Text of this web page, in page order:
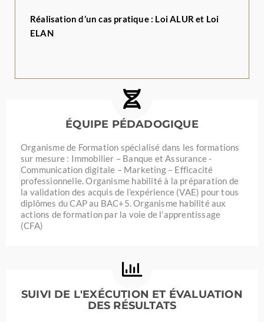
Réalisation d’un cas pratique : Loi ALUR et Loi
ELAN
ÉQUIPE PÉDADOGIQUE
Organisme de Formation spécialisé dans les formations
sur mesure : Immobilier – Banque et Assurance -
Communication digitale – Marketing – Efficacité
professionnelle. Organisme habilité à la préparation de
la validation des acquis de l’expérience (VAE) pour tous
diplômes du CAP au BAC+5. Organisme habilité aux
actions de formation par la voie de l’apprentissage
(CFA)
SUIVI DE L'EXÉCUTION ET ÉVALUATION
DES RÉSULTATS